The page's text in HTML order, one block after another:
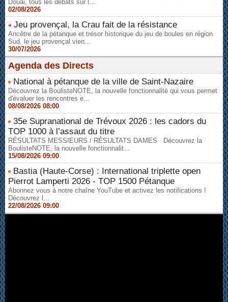
Douai, tous les débats sur l...
02/08/2026
Jeu provençal, la Crau fait de la résistance
Ancêtre de la pétanque et trésor historique du jeu de boules en région
Sud, le jeu provençal vien...
30/07/2026
Agenda des Directs
National à pétanque de la ville de Saint-Nazaire
Découvrez la BoulisteNOTE, la nouvelle fonctionnalité qui vous permet
d'évaluer les rencontres e...
08/08/2026 08:00
35e Supranational de Trévoux 2026 : les cadors du
TOP 1000 à l’assaut du titre
RÉSULTATS MESSIEURS / RÉSULTATS DAMES Découvrez la
BoulisteNOTE, la nouvelle fonctionnalit...
15/08/2026 09:00
Bastia (Haute-Corse) : International triplette open
Pierrot Lamperti 2026 - TOP 1500 Pétanque
Abonnez vous à notre chaîne YouTube et activez les notifications !
Découvrez l...
22/08/2026 09:00